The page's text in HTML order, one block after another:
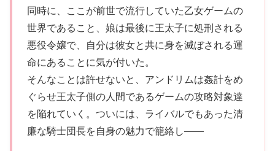
同時に、ここが前世で流行していた乙女ゲームの
世界であること、娘は最後に王太子に処刑される
悪役令嬢で、自分は彼女と共に身を滅ぼされる運
命にあることに気が付いた。
そんなことは許せないと、アンドリムは姦計をめ
ぐらせ王太子側の人間であるゲームの攻略対象達
を陥れていく。ついには、ライバルでもあった清
廉な騎士団長を自身の魅力で籠絡し――